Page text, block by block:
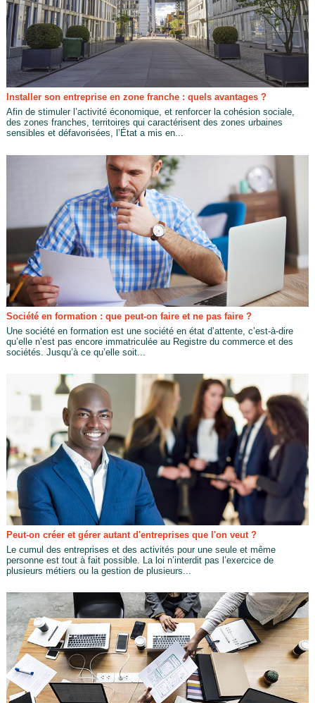
Installer son entreprise en zone franche : quels avantages ?
Afin de stimuler l’activité économique, et renforcer la cohésion sociale,
des zones franches, territoires qui caractérisent des zones urbaines
sensibles et défavorisées, l’État a mis en...
Société en formation : que peut-on faire et ne pas faire ?
Une société en formation est une société en état d’attente, c’est-à-dire
qu’elle n’est pas encore immatriculée au Registre du commerce et des
sociétés. Jusqu’à ce qu’elle soit...
Peut-on créer et gérer autant d'entreprises que l'on veut ?
Le cumul des entreprises et des activités pour une seule et même
personne est tout à fait possible. La loi n’interdit pas l’exercice de
plusieurs métiers ou la gestion de plusieurs...